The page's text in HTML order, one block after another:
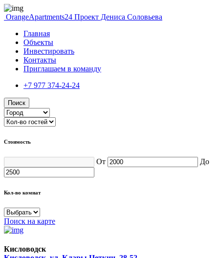
OrangeApartments24 Проект Дениса Соловьева
Главная
Объекты
Инвестировать
Контакты
Приглашаем в команду
+7 977 374-24-24
Поиск
Стоимость
От До
Кол-во комнат
Поиск на карте
Кисловодск